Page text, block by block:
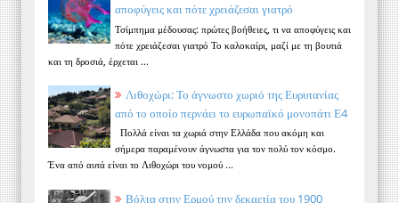
αποφύγεις και πότε χρειάζεσαι γιατρό
Τσίμπημα μέδουσας: πρώτες βοήθειες, τι να αποφύγεις και
πότε χρειάζεσαι γιατρό Το καλοκαίρι, μαζί με τη βουτιά
και τη δροσιά, έρχεται ...
Λιθοχώρι: Το άγνωστο χωριό της Ευρυτανίας
από το οποίο περνάει το ευρωπαϊκό μονοπάτι Ε4
Πολλά είναι τα χωριά στην Ελλάδα που ακόμη και
σήμερα παραμένουν άγνωστα για τον πολύ τον κόσμο.
Ένα από αυτά είναι το Λιθοχώρι του νομού ...
Βόλτα στην Ερμού την δεκαετία του 1900